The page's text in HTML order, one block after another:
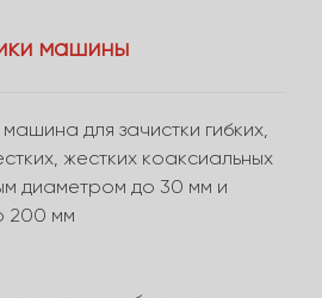
машины
для зачистки гибких,
жестких коаксиальных
диаметром до 30 мм и
200 мм